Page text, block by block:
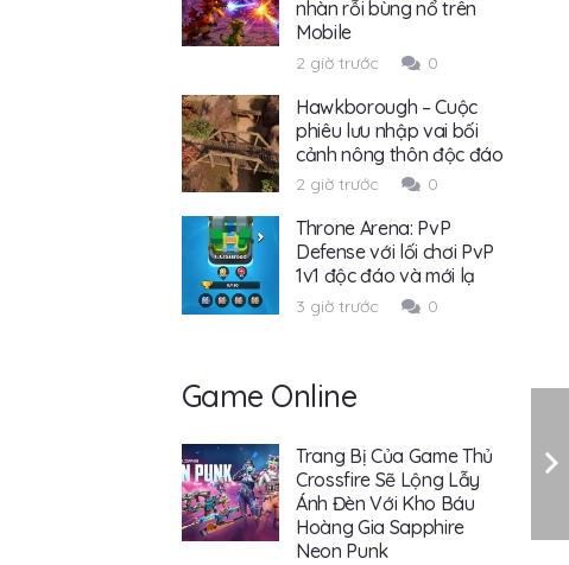
nhàn rỗi bùng nổ trên
Mobile
2 giờ trước 0
Hawkborough – Cuộc
phiêu lưu nhập vai bối
cảnh nông thôn độc đáo
2 giờ trước 0
Throne Arena: PvP
Defense với lối chơi PvP
1v1 độc đáo và mới lạ
3 giờ trước 0
Game Online
Trang Bị Của Game Thủ
Crossfire Sẽ Lộng Lẫy
Ánh Đèn Với Kho Báu
Hoàng Gia Sapphire
Neon Punk